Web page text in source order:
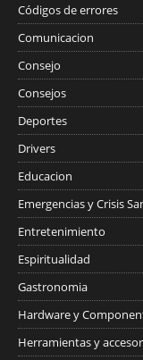
Códigos de errores
Comunicacion
Consejo
Consejos
Deportes
Drivers
Educacion
Emergencias y Crisis
Entretenimiento
Espiritualidad
Gastronomia
Hardware y
Herramientas y